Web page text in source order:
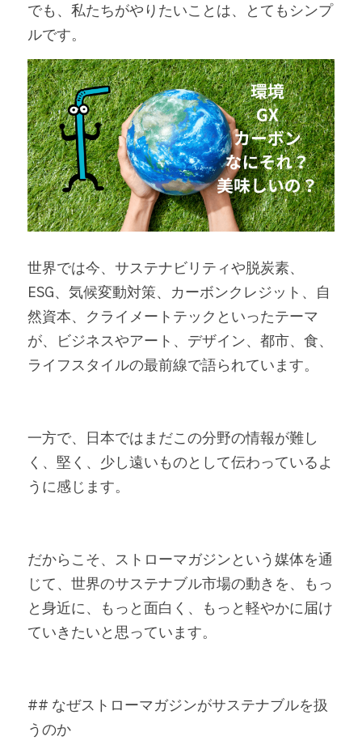
でも、私たちがやりたいことは、とてもシンプ
ルです。
世界では今、サステナビリティや脱炭素、
ESG、気候変動対策、カーボンクレジット、自
然資本、クライメートテックといったテーマ
が、ビジネスやアート、デザイン、都市、食、
ライフスタイルの最前線で語られています。
一方で、日本ではまだこの分野の情報が難し
く、堅く、少し遠いものとして伝わっているよ
うに感じます。
だからこそ、ストローマガジンという媒体を通
じて、世界のサステナブル市場の動きを、もっ
と身近に、もっと面白く、もっと軽やかに届け
ていきたいと思っています。
## なぜストローマガジンがサステナブルを扱
うのか